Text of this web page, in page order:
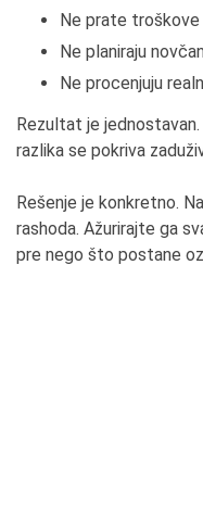
Ne prate troškove
Ne planiraju
Ne procenjuju
Rezultat je
razlika se pokriva
Rešenje je konkretno.
rashoda. Ažurirajte ga
pre nego što postane